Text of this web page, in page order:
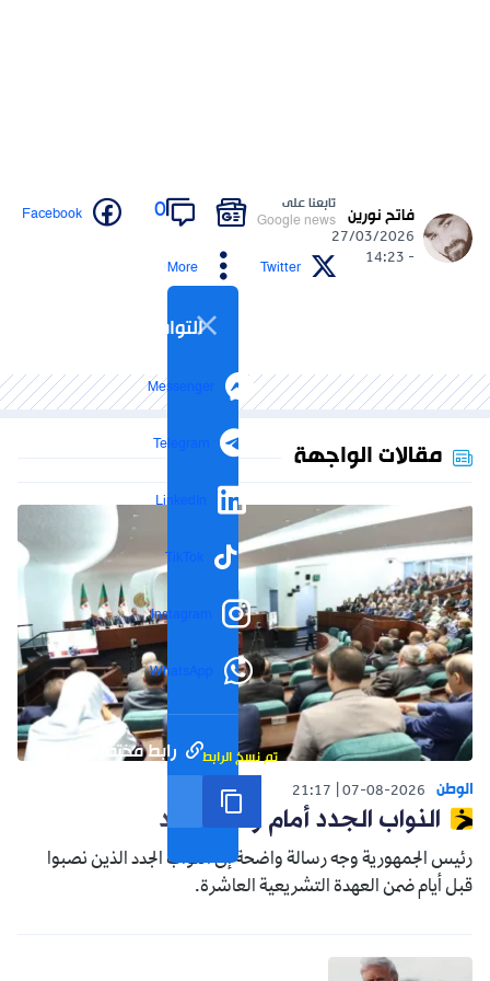
فاتح نورين
27/03/2026
- 14:23
تابعنا على
Google news
0
Facebook
Twitter
More
التواصل الاجتماعي
Messenger
Telegram
LinkedIn
TikTok
Instagram
WhatsApp
رابط مختصر تم نسخ الرابط
مقالات الواجهة
الوطن 07-08-2026
21:17
النواب الجدد أمام واقع جديد
رئيس الجمهورية وجه رسالة واضحة إلى النواب الجدد الذين نصبوا
قبل أيام ضمن العهدة التشريعية العاشرة.